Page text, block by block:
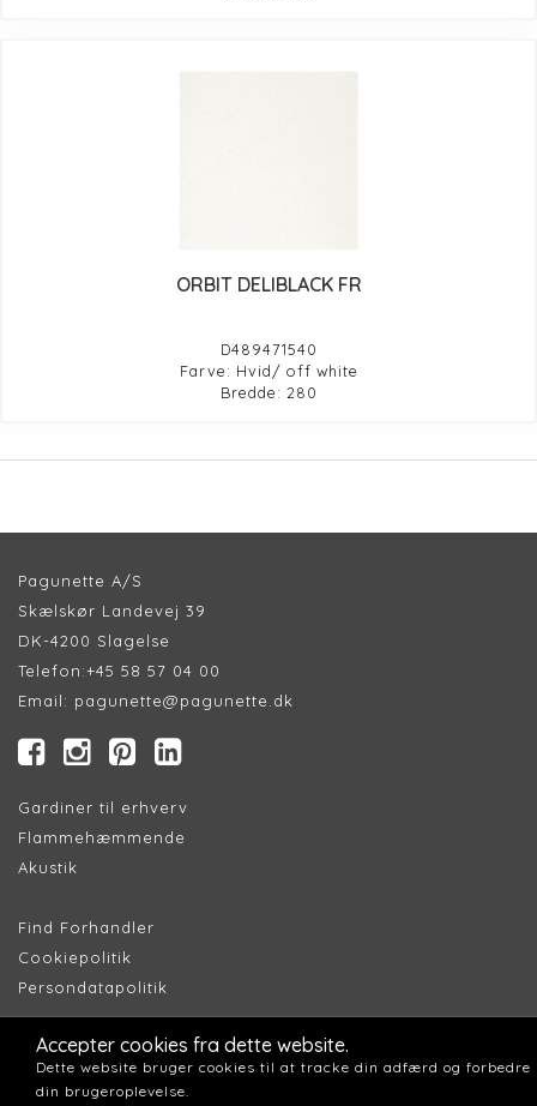
ORBIT DELIBLACK FR
D489471540
Farve: Hvid/ off white
Bredde: 280
Pagunette A/S
Skælskør Landevej 39
DK-4200 Slagelse
Telefon:+45 58 57 04 00
Email: pagunette@pagunette.dk
Gardiner til erhverv
Flammehæmmende
Akustik
Find Forhandler
Cookiepolitik
Persondatapolitik
Accepter cookies fra dette website.
Dette website bruger cookies til at tracke din adfærd og forbedre
din brugeroplevelse.